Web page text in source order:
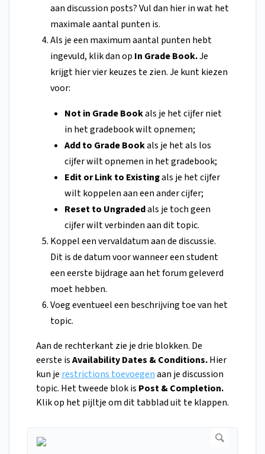
aan discussion posts? Vul dan hier in wat het
maximale aantal punten is.
Als je een maximum aantal punten hebt
ingevuld, klik dan op In Grade Book.Je
krijgt hier vier keuzes te zien. Je kunt kiezen
voor:
Not in Grade Bookals je het cijfer niet
in het gradebook wilt opnemen;
Add to Grade Bookals je het als los
cijfer wilt opnemen in het gradebook;
Edit or Link to Existingals je het cijfer
wilt koppelen aan een ander cijfer;
Reset to Ungradedals je toch geen
cijfer wilt verbinden aan dit topic.
Koppel een vervaldatum aan de discussie.
Dit is de datum voor wanneer een student
een eerste bijdrage aan het forum geleverd
moet hebben.
Voeg eventueel een beschrijving toe van het
topic.
Aan de rechterkant zie je drie blokken. De
eerste isAvailability Dates & Conditions.Hier
kun je restrictions toevoegenaan je discussion
topic. Het tweede blok is Post & Completion.
Klik op het pijltje om dit tabblad uit te klappen.